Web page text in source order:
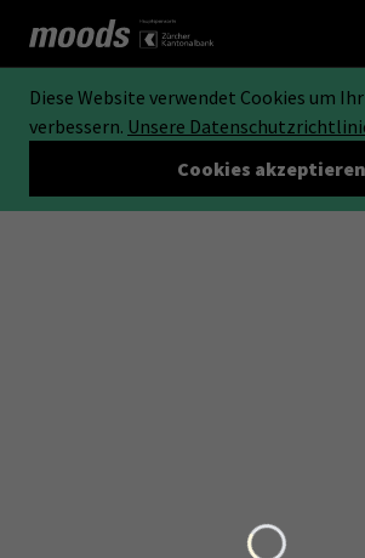
Diese Website verwendet Cookies um
verbessern. Unsere
Cookies akzeptieren